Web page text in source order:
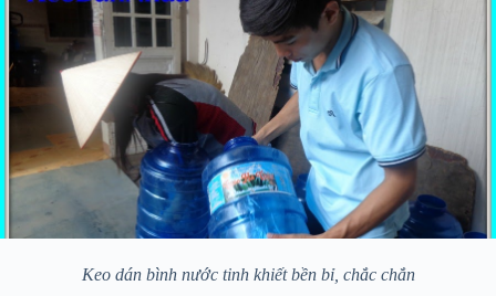
Keo dán bình nước tinh khiết bền bỉ, chắc chắn